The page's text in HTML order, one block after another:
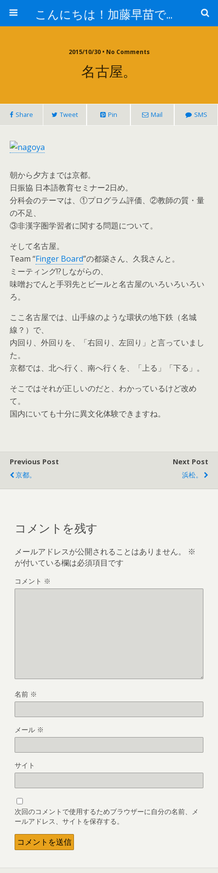
こんにちは！加藤早苗です。
2015/10/30 • No Comments
名古屋。
Share Tweet Pin Mail SMS
朝から夕方までは京都。
日振協 日本語教育セミナー2日め。
分科会のテーマは、①プログラム評価、②教師の質・量
の不足、
③非漢字圏学習者に関する問題について。
そして名古屋。
Team “Finger Board”の都築さん、久我さんと。
ミーティング!?しながらの、
味噌おでんと手羽先とビールと名古屋のいろいろいろい
ろ。
ここ名古屋では、山手線のような環状の地下鉄（名城
線？）で、
内回り、外回りを、「右回り、左回り」と言っていまし
た。
京都では、北へ行く、南へ行くを、「上る」「下る」。
そこではそれが正しいのだと、わかっているけど改め
て。
国内にいても十分に異文化体験できますね。
Previous Post
京都。
Next Post
浜松。
コメントを残す
メールアドレスが公開されることはありません。
※
が付いている欄は必須項目です
コメント ※
名前 ※
メール ※
サイト
次回のコメントで使用するためブラウザーに自分の名前、メ
ールアドレス、サイトを保存する。